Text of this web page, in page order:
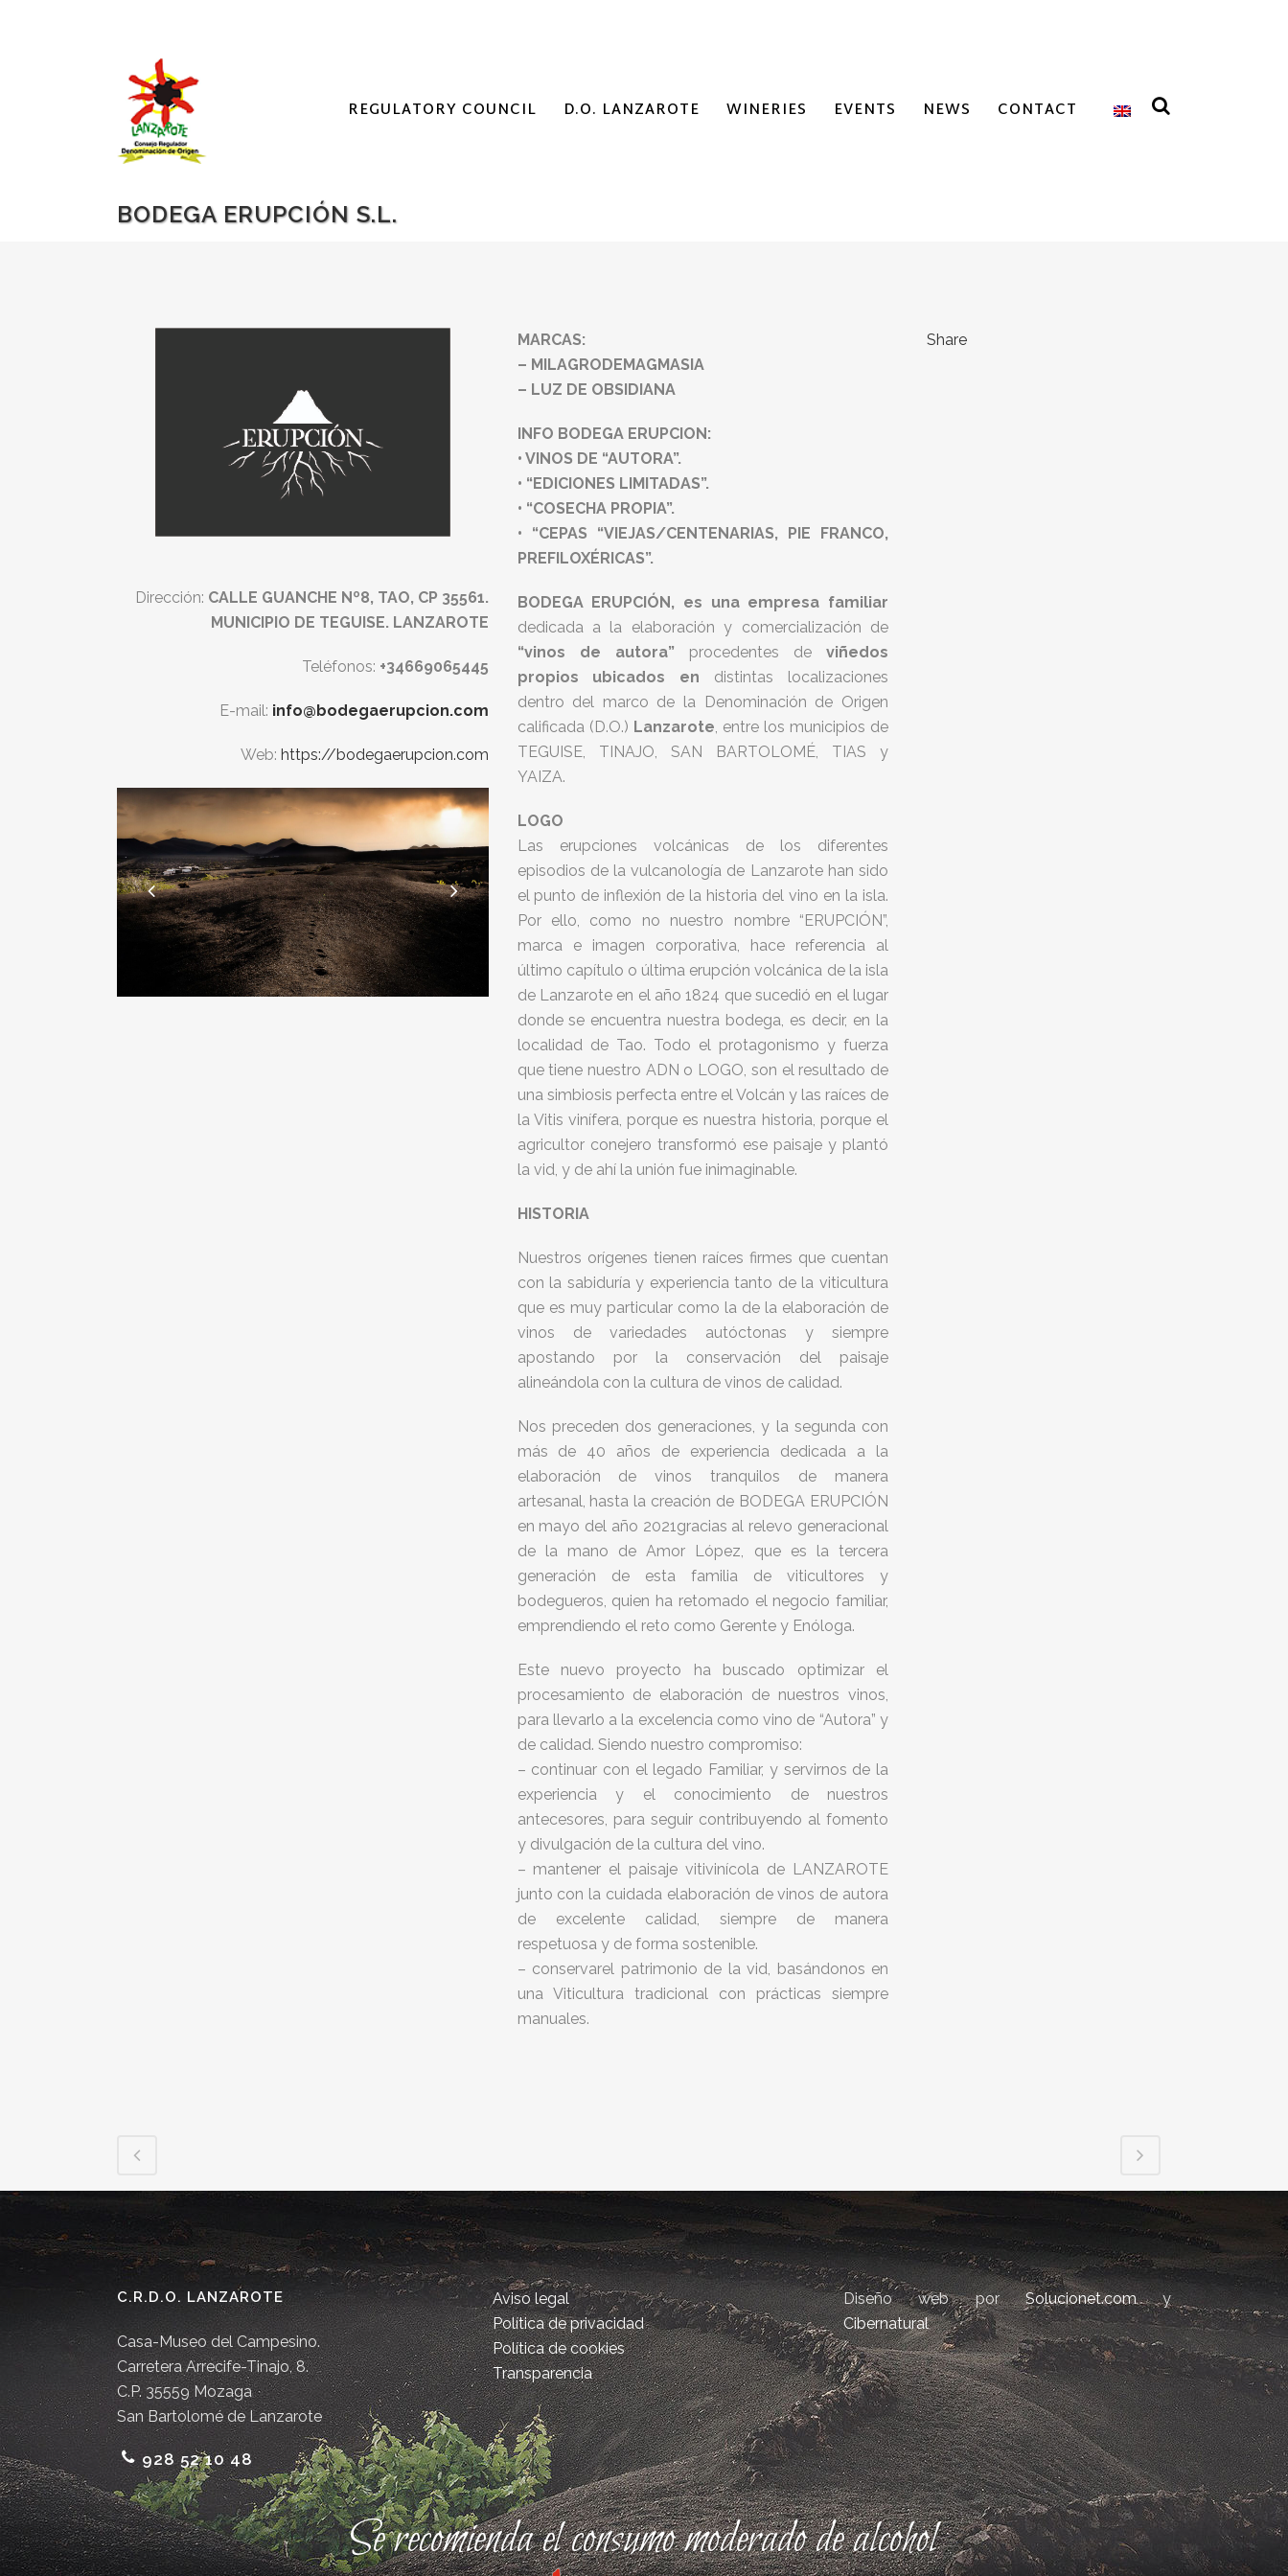
REGULATORY COUNCIL D.O. LANZAROTE WINERIES EVENTS NEWS CONTACT
BODEGA ERUPCIÓN S.L.
Dirección: CALLE GUANCHE Nº8, TAO, CP 35561.
MUNICIPIO DE TEGUISE. LANZAROTE
Teléfonos: +34669065445
E-mail: info@bodegaerupcion.com
Web: https://bodegaerupcion.com
MARCAS:
– MILAGRODEMAGMASIA
– LUZ DE OBSIDIANA
INFO BODEGA ERUPCION:
• VINOS DE “AUTORA”.
• “EDICIONES LIMITADAS”.
• “COSECHA PROPIA”.
• “CEPAS “VIEJAS/CENTENARIAS, PIE FRANCO,
PREFILOXÉRICAS”.
BODEGA ERUPCIÓN, es una empresa familiar
dedicada a la elaboración y comercialización de
“vinos de autora” procedentes deviñedos
propios ubicados en distintas localizaciones
dentro del marco de la Denominación de Origen
calificada (D.O.) Lanzarote, entre los municipios de
TEGUISE, TINAJO, SAN BARTOLOMÉ, TIAS y
YAIZA.
LOGO
Las erupciones volcánicas de los diferentes
episodios de la vulcanología de Lanzarote han sido
el punto de inflexión de la historia del vino en la isla.
Por ello, como no nuestro nombre “ERUPCIÓN”,
marca e imagen corporativa, hace referencia al
último capítulo o última erupción volcánica de la isla
de Lanzarote en el año 1824 que sucedió en el lugar
donde se encuentra nuestra bodega, es decir, en la
localidad de Tao. Todo el protagonismo y fuerza
que tiene nuestro ADN o LOGO, son el resultado de
una simbiosis perfecta entre el Volcán y las raíces de
la Vitis vinífera, porque es nuestra historia, porque el
agricultor conejero transformó ese paisaje y plantó
la vid, y de ahí la unión fue inimaginable.
HISTORIA
Nuestros orígenes tienen raíces firmes que cuentan
con la sabiduría y experiencia tanto de la viticultura
que es muy particular como la de la elaboración de
vinos de variedades autóctonas y siempre
apostando por la conservación del paisaje
alineándola con la cultura de vinos de calidad.
Nos preceden dos generaciones, y la segunda con
más de 40 años de experiencia dedicada a la
elaboración de vinos tranquilos de manera
artesanal, hasta la creación de BODEGA ERUPCIÓN
en mayo del año 2021gracias al relevo generacional
de la mano de Amor López, que es la tercera
generación de esta familia de viticultores y
bodegueros, quien ha retomado el negocio familiar,
emprendiendo el reto como Gerente y Enóloga.
Este nuevo proyecto ha buscado optimizar el
procesamiento de elaboración de nuestros vinos,
para llevarlo a la excelencia como vino de “Autora” y
de calidad. Siendo nuestro compromiso:
– continuar con el legado Familiar, y servirnos de la
experiencia y el conocimiento de nuestros
antecesores, para seguir contribuyendo al fomento
y divulgación de la cultura del vino.
– mantener el paisaje vitivinícola de LANZAROTE
junto con la cuidada elaboración de vinos de autora
de excelente calidad, siempre de manera
respetuosa y de forma sostenible.
– conservarel patrimonio de la vid, basándonos en
una Viticultura tradicional con prácticas siempre
manuales.
Share
C.R.D.O. LANZAROTE
Casa-Museo del Campesino.
Carretera Arrecife-Tinajo, 8.
C.P. 35559 Mozaga
San Bartolomé de Lanzarote
928 52 10 48
Aviso legal
Política de privacidad
Política de cookies
Transparencia
Diseño web porSolucionet.comy
Cibernatural
Se recomienda el consumo moderado de alcohol